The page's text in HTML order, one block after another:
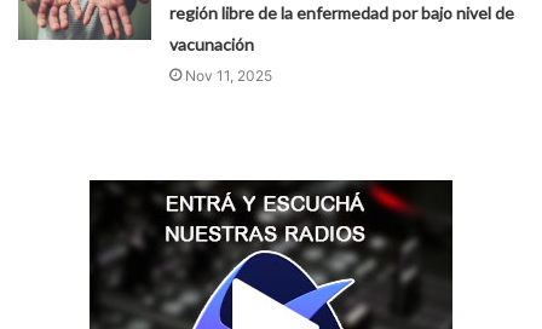
región libre de la enfermedad por bajo nivel de
vacunación
Nov 11, 2025